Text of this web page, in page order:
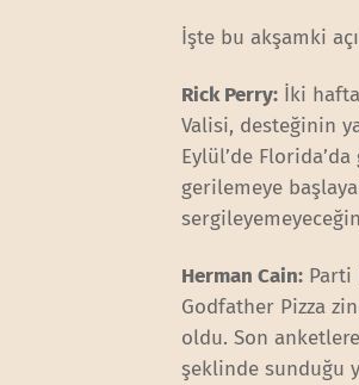
İşte bu akşamki
Rick Perry: İki
Valisi, desteğinin
Eylül’de
gerilemeye
Herman Cain: Parti
Godfather Pizza
oldu. Son
şeklinde sunduğu